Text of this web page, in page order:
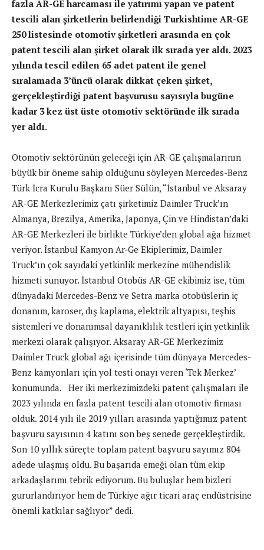
fazla AR-GE harcaması ile yatırımı yapan ve patent
tescili alan şirketlerin belirlendiği Turkishtime AR-GE
250 listesinde otomotiv şirketleri arasında en çok
patent tescili alan şirket olarak ilk sırada yer aldı. 2023
yılında tescil edilen 65 adet patent ile genel
sıralamada 3’üncü olarak dikkat çeken şirket,
gerçekleştirdiği patent başvurusu sayısıyla bugüne
kadar 3 kez üst üste otomotiv sektöründe ilk sırada
yer aldı.
Otomotiv sektörünün geleceği için AR-GE çalışmalarının
büyük bir öneme sahip olduğunu söyleyen Mercedes-Benz
Türk İcra Kurulu Başkanı Süer Sülün, “İstanbul ve Aksaray
AR-GE Merkezlerimiz çatı şirketimiz Daimler Truck’ın
Almanya, Brezilya, Amerika, Japonya, Çin ve Hindistan’daki
AR-GE Merkezleri ile birlikte Türkiye’den global ağa hizmet
veriyor. İstanbul Kamyon Ar-Ge Ekiplerimiz, Daimler
Truck’ın çok sayıdaki yetkinlik merkezine mühendislik
hizmeti sunuyor. İstanbul Otobüs AR-GE ekibimiz ise, tüm
dünyadaki Mercedes-Benz ve Setra marka otobüslerin iç
donanım, karoser, dış kaplama, elektrik altyapısı, teşhis
sistemleri ve donanımsal dayanıklılık testleri için yetkinlik
merkezi olarak çalışıyor. Aksaray AR-GE Merkezimiz
Daimler Truck global ağı içerisinde tüm dünyaya Mercedes-
Benz kamyonları için yol testi onayı veren ‘Tek Merkez’
konumunda. Her iki merkezimizdeki patent çalışmaları ile
2023 yılında en fazla patent tescili alan otomotiv firması
olduk. 2014 yılı ile 2019 yılları arasında yaptığımız patent
başvuru sayısının 4 katını son beş senede gerçekleştirdik.
Son 10 yıllık süreçte toplam patent başvuru sayımız 804
adede ulaşmış oldu. Bu başarıda emeği olan tüm ekip
arkadaşlarımı tebrik ediyorum. Bu buluşlar hem bizleri
gururlandırıyor hem de Türkiye ağır ticari araç endüstrisine
önemli katkılar sağlıyor” dedi.